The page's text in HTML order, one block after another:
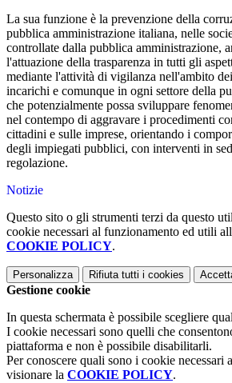
La sua funzione è la prevenzione della
pubblica amministrazione italiana, nelle
controllate dalla pubblica amministrazione,
l'attuazione della trasparenza in tutti gli
mediante l'attività di vigilanza nell'ambito
incarichi e comunque in ogni settore della
che potenzialmente possa sviluppare
nel contempo di aggravare i procedimenti
cittadini e sulle imprese, orientando i
degli impiegati pubblici, con interventi in
regolazione.
Notizie
Questo sito o gli strumenti terzi da questo
cookie necessari al funzionamento ed utili
COOKIE POLICY.
Personalizza Rifiuta tutti i cookies
Gestione cookie
In questa schermata è possibile scegliere
I cookie necessari sono quelli che
piattaforma e non è possibile disabilitarli.
Per conoscere quali sono i cookie necessari
visionare la COOKIE POLICY.